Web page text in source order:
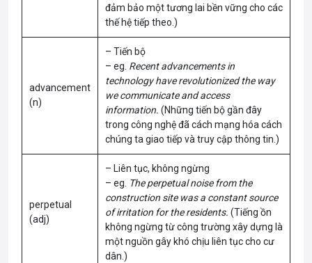
đảm bảo một tương lai bền vững cho các
thế hệ tiếp theo.)
advancement
(n)
– Tiến bộ
– eg. Recent advancements in
technology have revolutionized the way
we communicate and access
information. (Những tiến bộ gần đây
trong công nghệ đã cách mạng hóa cách
chúng ta giao tiếp và truy cập thông tin.)
perpetual
(adj)
– Liên tục, không ngừng
– eg. The perpetual noise from the
construction site was a constant source
of irritation for the residents. (Tiếng ồn
không ngừng từ công trường xây dựng là
một nguồn gây khó chịu liên tục cho cư
dân.)